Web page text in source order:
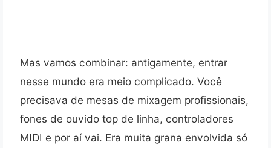
Mas vamos combinar: antigamente, entrar
nesse mundo era meio complicado. Você
precisava de mesas de mixagem profissionais,
fones de ouvido top de linha, controladores
MIDI e por aí vai. Era muita grana envolvida só